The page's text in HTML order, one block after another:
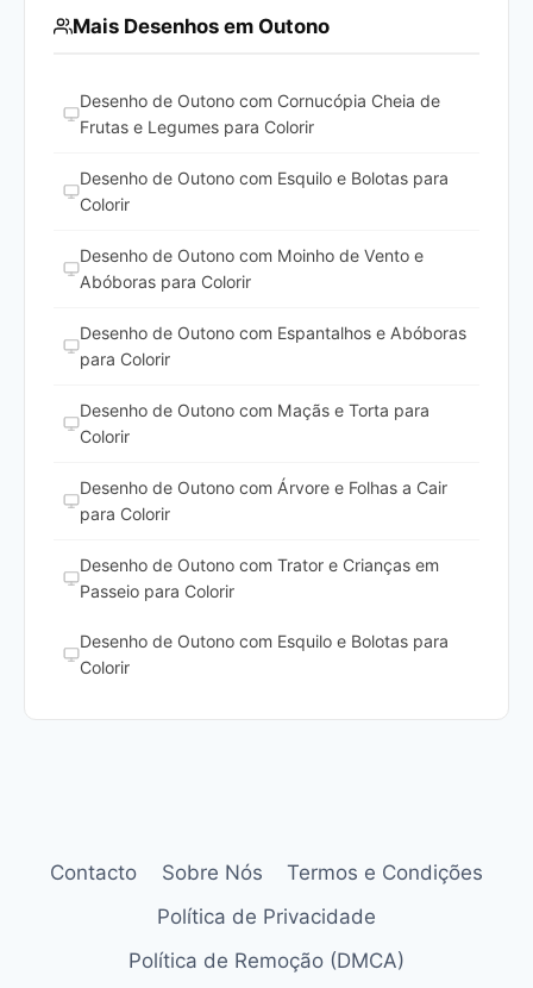
Mais Desenhos em Outono
Desenho de Outono com Cornucópia Cheia de
Frutas e Legumes para Colorir
Desenho de Outono com Esquilo e Bolotas para
Colorir
Desenho de Outono com Moinho de Vento e
Abóboras para Colorir
Desenho de Outono com Espantalhos e Abóboras
para Colorir
Desenho de Outono com Maçãs e Torta para
Colorir
Desenho de Outono com Árvore e Folhas a Cair
para Colorir
Desenho de Outono com Trator e Crianças em
Passeio para Colorir
Desenho de Outono com Esquilo e Bolotas para
Colorir
Contacto Sobre Nós
Termos e Condições
Política de Privacidade
Política de Remoção (DMCA)